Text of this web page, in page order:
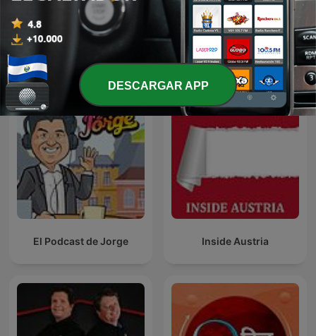
The Sydneyist Honduras- Actualidad
Más podcasts internacionales de Gobierno
El Podcast de Jorge Inside Austria
DESCARGAR APP